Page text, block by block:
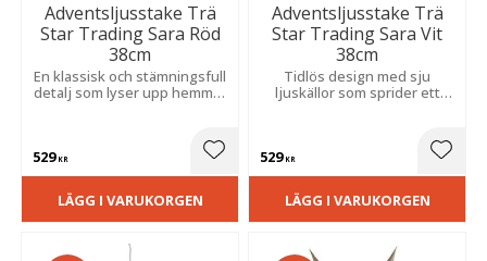
Adventsljusstake Trä
Star Trading Sara Röd
38cm
En klassisk och stämningsfull
detalj som lyser upp hemmet
och hemtrevlig julkänsla.
529KR Lägg till i favoriter
LÄGG I VARUKORGEN
Adventsljusstake Trä
Star Trading Sara Vit
38cm
Tidlös design med sju
ljuskällor som sprider ett
inredningsdetalj som bidrar
till en hemtrevlig julkänsla.
529KR
LÄGG I VARUKORGEN